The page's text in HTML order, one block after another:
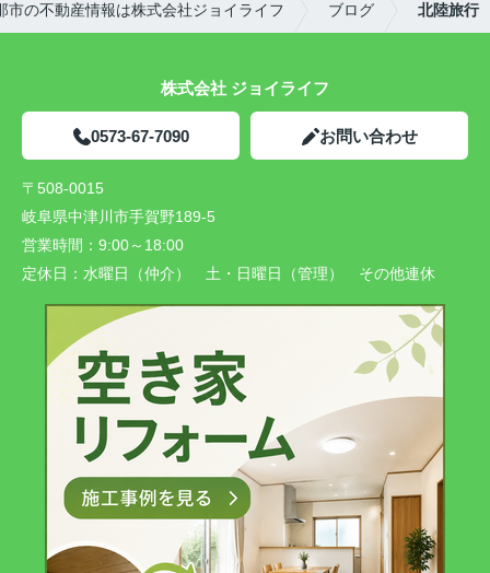
市の不動産情報は株式会社ジョイライフ ブログ 北陸旅行
株式会社 ジョイライフ
0573-67-7090 お問い合わせ
〒508-0015
岐阜県中津川市手賀野189-5
営業時間： 9:00～18:00
定休日： 水曜日（仲介） 土・日曜日（管理） その他連休